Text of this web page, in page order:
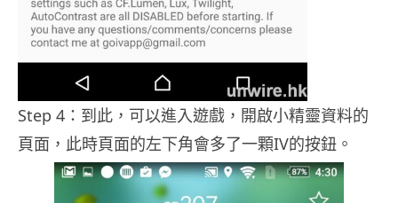
Step 4：到此，可以進入遊戲，開啟小精靈資料的
頁面，此時頁面的左下角會多了一顆IV的按鈕。